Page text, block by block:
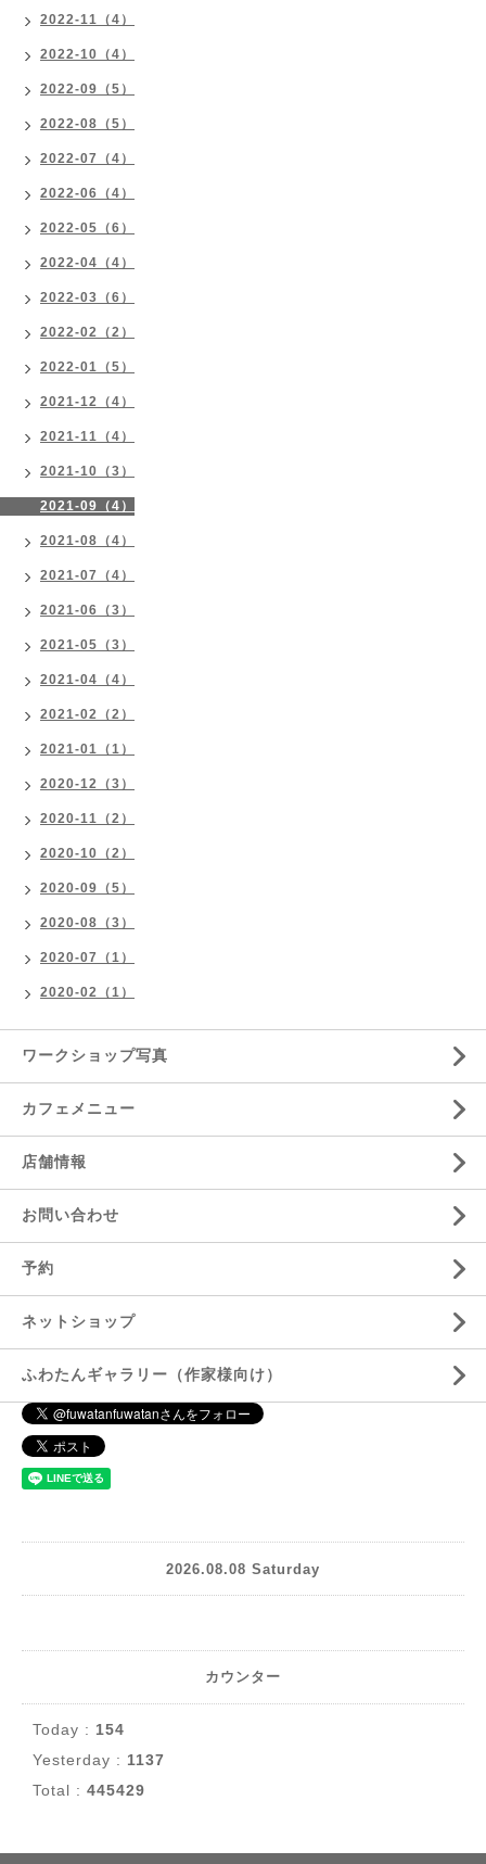
2022-11（4）
2022-10（4）
2022-09（5）
2022-08（5）
2022-07（4）
2022-06（4）
2022-05（6）
2022-04（4）
2022-03（6）
2022-02（2）
2022-01（5）
2021-12（4）
2021-11（4）
2021-10（3）
2021-09（4）
2021-08（4）
2021-07（4）
2021-06（3）
2021-05（3）
2021-04（4）
2021-02（2）
2021-01（1）
2020-12（3）
2020-11（2）
2020-10（2）
2020-09（5）
2020-08（3）
2020-07（1）
2020-02（1）
ワークショップ写真
カフェメニュー
店舗情報
お問い合わせ
予約
ネットショップ
ふわたんギャラリー（作家様向け）
2026.08.08 Saturday
カウンター
Today : 154
Yesterday : 1137
Total : 445429